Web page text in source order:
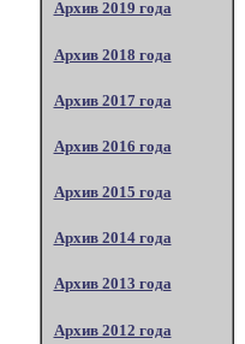
Архив 2019 года
Архив 2018 года
Архив 2017 года
Архив 2016 года
Архив 2015 года
Архив 2014 года
Архив 2013 года
Архив 2012 года